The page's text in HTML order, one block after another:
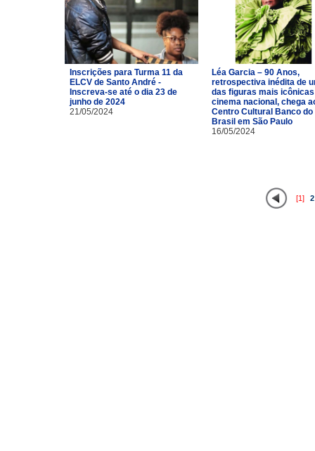
Inscrições para Turma 11 da
ELCV de Santo André -
Inscreva-se até o dia 23 de
junho de 2024
21/05/2024
Léa Garcia – 90 Anos,
retrospectiva inédita de
das figuras mais
cinema nacional, chega
Centro Cultural Banco do
Brasil em São Paulo
16/05/2024
[1] 2